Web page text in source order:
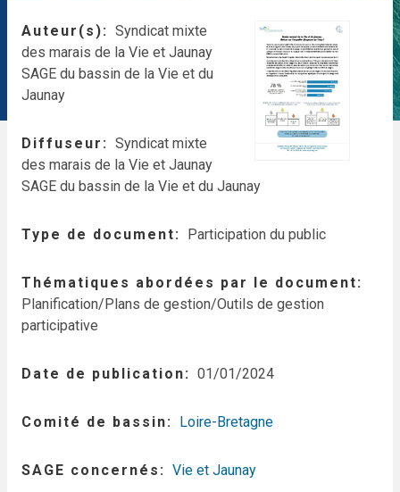
Auteur(s)
Syndicat mixte
des marais de la Vie et Jaunay
SAGE du bassin de la Vie et du
Jaunay
Diffuseur
Syndicat mixte
des marais de la Vie et Jaunay
SAGE du bassin de la Vie et du Jaunay
Type de document Participation du public
Thématiques abordées par le document
Planification/Plans de gestion/Outils de gestion
participative
Date de publication 01/01/2024
Comité de bassin Loire-Bretagne
SAGE concernés Vie et Jaunay